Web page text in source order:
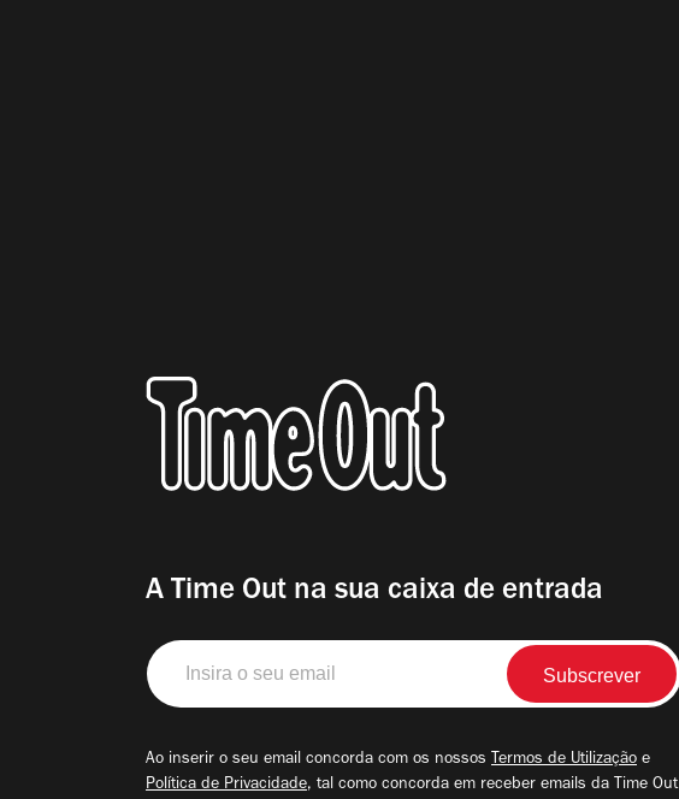
A Time Out na sua caixa de entrada
Insira
o
seu
Ao inserir o seu email concorda com os nossos Termos de Utilização e
Política de Privacidade, tal como concorda em receber emails da Time Out